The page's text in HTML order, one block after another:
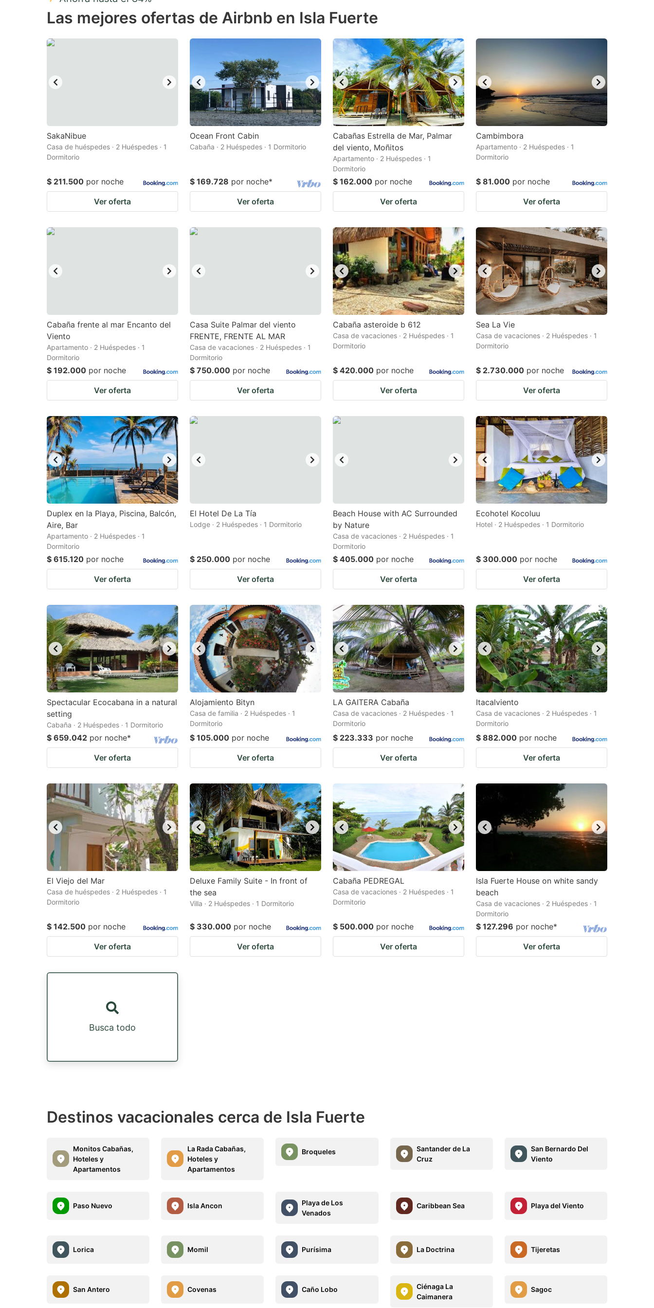
Press
the
shortcuts
for
changing
dates.
the
key
to
get
the
keyboard
shortcuts
for
dates.
Las mejores ofertas de Airbnb en Isla Fuerte
SakaNibue
Casa de huéspedes · 2 Huéspedes · 1
Dormitorio
$ 211.500 por noche
Ver oferta
Ocean Front Cabin
Cabaña · 2 Huéspedes · 1 Dormitorio
$ 169.728 por noche*
Ver oferta
Cabañas Estrella de Mar, Palmar
del viento, Moñitos
Apartamento · 2 Huéspedes · 1
Dormitorio
$ 162.000 por noche
Ver oferta
Cambimbora
Apartamento · 2 Huéspedes · 1
Dormitorio
$ 81.000 por noche
Ver oferta
Cabaña frente al mar Encanto del
Viento
Apartamento · 2 Huéspedes · 1
Dormitorio
$ 192.000 por noche
Ver oferta
Casa Suite Palmar del viento
FRENTE, FRENTE AL MAR
Casa de vacaciones · 2 Huéspedes · 1
Dormitorio
$ 750.000 por noche
Ver oferta
Cabaña asteroide b 612
Casa de vacaciones · 2 Huéspedes · 1
Dormitorio
$ 420.000 por noche
Ver oferta
Sea La Vie
Casa de vacaciones · 2 Huéspedes · 1
Dormitorio
$ 2.730.000 por noche
Ver oferta
Duplex en la Playa, Piscina, Balcón,
Aire, Bar
Apartamento · 2 Huéspedes · 1
Dormitorio
$ 615.120 por noche
Ver oferta
El Hotel De La Tía
Lodge · 2 Huéspedes · 1 Dormitorio
$ 250.000 por noche
Ver oferta
Beach House with AC Surrounded
by Nature
Casa de vacaciones · 2 Huéspedes · 1
Dormitorio
$ 405.000 por noche
Ver oferta
Ecohotel Kocoluu
Hotel · 2 Huéspedes · 1 Dormitorio
$ 300.000 por noche
Ver oferta
Spectacular Ecocabana in a natural
setting
Cabaña · 2 Huéspedes · 1 Dormitorio
$ 659.042 por noche*
Ver oferta
Alojamiento Bityn
Casa de familia · 2 Huéspedes · 1
Dormitorio
$ 105.000 por noche
Ver oferta
LA GAITERA Cabaña
Casa de vacaciones · 2 Huéspedes · 1
Dormitorio
$ 223.333 por noche
Ver oferta
Itacalviento
Casa de vacaciones · 2 Huéspedes · 1
Dormitorio
$ 882.000 por noche
Ver oferta
El Viejo del Mar
Casa de huéspedes · 2 Huéspedes · 1
Dormitorio
$ 142.500 por noche
Ver oferta
Deluxe Family Suite - In front of
the sea
Villa · 2 Huéspedes · 1 Dormitorio
$ 330.000 por noche
Ver oferta
Cabaña PEDREGAL
Casa de vacaciones · 2 Huéspedes · 1
Dormitorio
$ 500.000 por noche
Ver oferta
Isla Fuerte House on white sandy
beach
Casa de vacaciones · 2 Huéspedes · 1
Dormitorio
$ 127.296 por noche*
Ver oferta
Busca todo
Destinos vacacionales cerca de Isla Fuerte
Monitos Cabañas,
Hoteles y
Apartamentos
La Rada Cabañas,
Hoteles y
Apartamentos
Broqueles
Santander de La
Cruz
San Bernardo Del
Viento
Paso Nuevo Isla Ancon
Playa de Los
Venados
Caribbean Sea Playa del Viento
Lorica Momil Purísima La Doctrina Tijeretas
San Antero Covenas Caño Lobo
Ciénaga La
Caimanera
Sagoc